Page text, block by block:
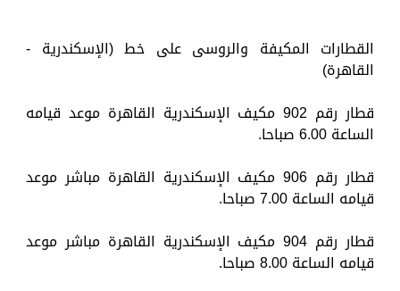
القطارات المكيفة والروسى على خط (الإسكندرية -
القاهرة)
قطار رقم 902 مكيف الإسكندرية القاهرة موعد قيامه
الساعة 6.00 صباحا.
قطار رقم 906 مكيف الإسكندرية القاهرة مباشر موعد
قيامه الساعة 7.00 صباحا.
قطار رقم 904 مكيف الإسكندرية القاهرة مباشر موعد
قيامه الساعة 8.00 صباحا.